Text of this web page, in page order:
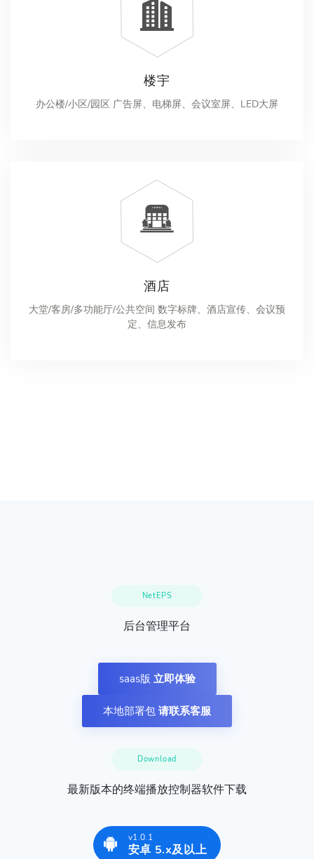
楼宇
办公楼/小区/园区 广告屏、电梯屏、会议室屏、LED大屏
酒店
大堂/客房/多功能厅/公共空间 数字标牌、酒店宣传、会议预
定、信息发布
NetEPS
后台管理平台
saas版 立即体验
本地部署包 请联系客服
Download
最新版本的终端播放控制器软件下载
v1.0.1
安卓 5.x及以上